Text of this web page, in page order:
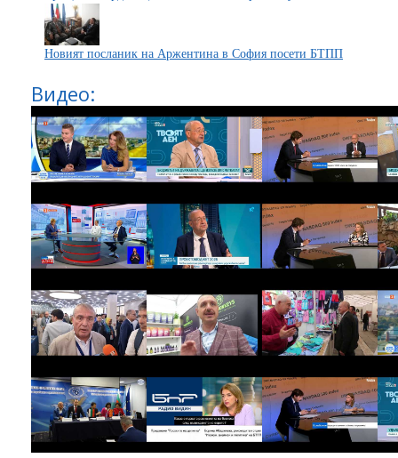
Новият посланик на Аржентина в София посети БТПП
Видео: